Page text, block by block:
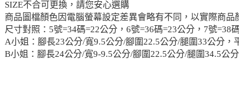
SIZE不合可更換，請您安心選購
商品圖檔顏色因電腦螢幕設定差異會略有不同，以實際商品
尺寸對照：5號=34碼=22公分，6號=36碼=23公分，7號=38
A小姐：腳長23公分/寬9.5公分/腳圍22.5公分/腿圍33公分，
B小姐：腳長24公分/寬9-9.5公分/腳圍22.5公分/腿圍34.5公